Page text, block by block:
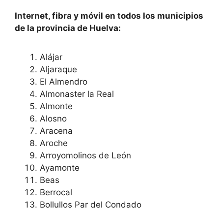
Internet, fibra y móvil en todos los municipios
de la provincia de Huelva:
Alájar
Aljaraque
El Almendro
Almonaster la Real
Almonte
Alosno
Aracena
Aroche
Arroyomolinos de León
Ayamonte
Beas
Berrocal
Bollullos Par del Condado